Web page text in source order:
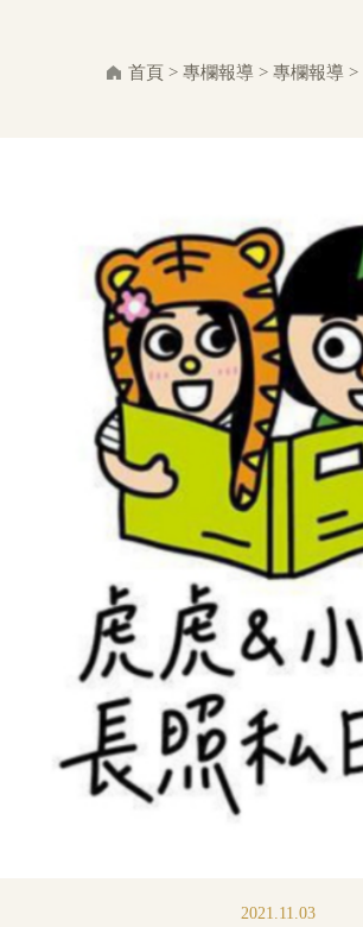
首頁 > 專欄報導 > 專欄報導 >
2021.11.03